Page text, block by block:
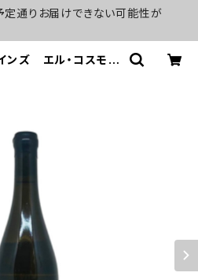
通りお届けできない可能性が
ンズ エル・コスモナ